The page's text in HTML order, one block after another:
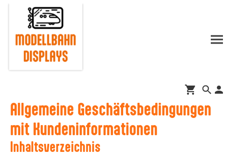
Allgemeine Geschäftsbedingungen
mit Kundeninformationen
Inhaltsverzeichnis